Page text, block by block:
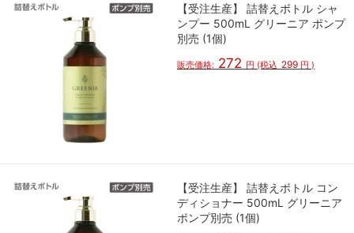
【受注生産】 詰替えボトル シャ
ンプー 500mL グリーニア ポンプ
別売 (1個)
販売価格: 272 円 (税込 299 円 )
【受注生産】 詰替えボトル コン
ディショナー 500mL グリーニア
ポンプ別売 (1個)